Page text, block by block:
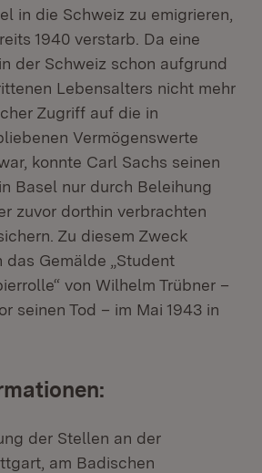
in die Schweiz zu emigrieren,
1940 verstarb. Da eine
der Schweiz schon aufgrund
Lebensalters nicht mehr
Zugriff auf die in
Vermögenswerte
konnte Carl Sachs seinen
Basel nur durch Beleihung
zuvor dorthin verbrachten
Zu diesem Zweck
Gemälde „Student
von Wilhelm Trübner –
seinen Tod – im Mai 1943 in
der Stellen an der
am Badischen